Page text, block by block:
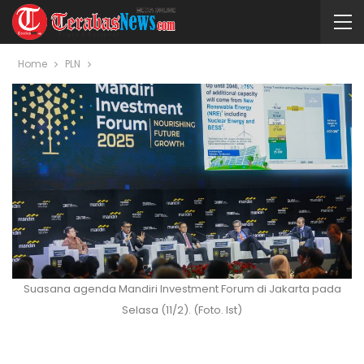
Home PLN
Suasana agenda Mandiri Investment Forum di Jakarta pada
Selasa (11/2). (Foto. Ist)